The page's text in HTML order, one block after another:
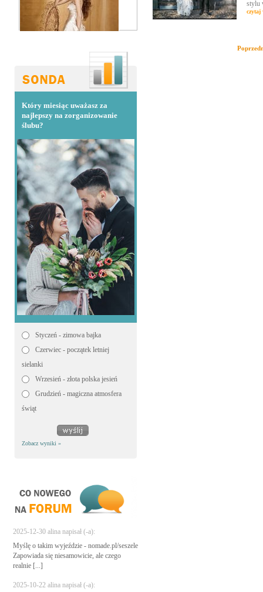
Który miesiąc uważasz za
najlepszy na zorganizowanie
ślubu?
Styczeń - zimowa bajka
Czerwiec - początek letniej
sielanki
Wrzesień - złota polska jesień
Grudzień - magiczna atmosfera
świąt
Zobacz wyniki »
2025-12-30 alina napisał (-a):
Myślę o takim wyjeździe - nomade.pl/seszele
Zapowiada się niesamowicie, ale czego
realnie [...]
2025-10-22 alina napisał (-a):
stylu
czytaj